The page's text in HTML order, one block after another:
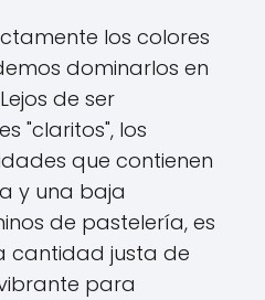
los colores
dominarlos en
de ser
"claritos", los
que contienen
y una baja
de pastelería, es
cantidad justa de
para